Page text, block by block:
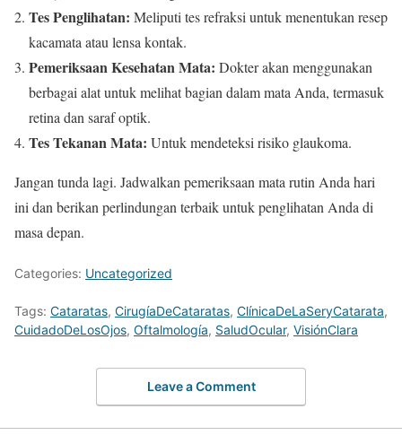
Tes Penglihatan: Meliputi tes refraksi untuk menentukan resep
kacamata atau lensa kontak.
Pemeriksaan Kesehatan Mata: Dokter akan menggunakan
berbagai alat untuk melihat bagian dalam mata Anda, termasuk
retina dan saraf optik.
Tes Tekanan Mata: Untuk mendeteksi risiko glaukoma.
Jangan tunda lagi. Jadwalkan pemeriksaan mata rutin Anda hari
ini dan berikan perlindungan terbaik untuk penglihatan Anda di
masa depan.
Categories: Uncategorized
Tags: Cataratas, CirugíaDeCataratas, ClínicaDeLaSeryCatarata,
CuidadoDeLosOjos, Oftalmología, SaludOcular, VisiónClara
Leave a Comment